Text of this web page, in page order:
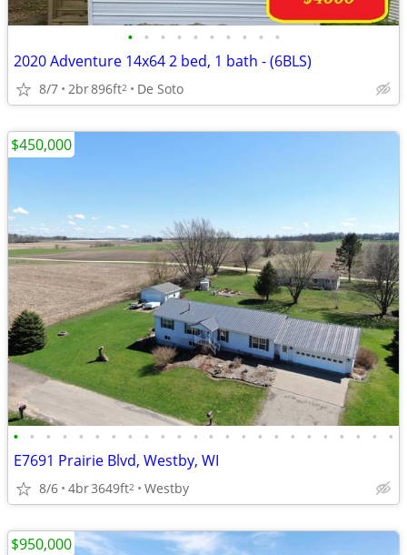
• • • • • • • • • •
2020 Adventure 14x64 2 bed, 1 bath - (6BLS)
8/7 2br896ft2 De Soto
• • • • • • • • • • • • • • • • • • • • • • • •
E7691 Prairie Blvd, Westby, WI
8/6 4br3649ft2 Westby
$450,000
$950,000